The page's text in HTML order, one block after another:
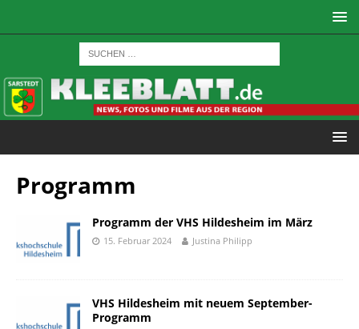
Programm
Programm der VHS Hildesheim im März
15. Februar 2024 Justina Philipp
VHS Hildesheim mit neuem September-
Programm